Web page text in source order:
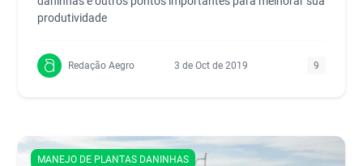
produtividade
Redação Aegro 3 de Oct de 2019 9
MANEJO DE PLANTAS DANINHAS